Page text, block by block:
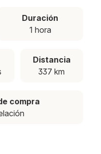
Duración
1 hora
Distancia
337 km
compra